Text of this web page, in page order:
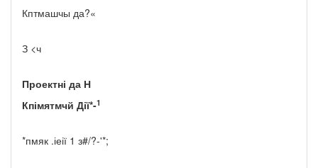
Кптмашчы да?«
З <ч
Проектні да Н
Кпімятмчй Дії*-1
*пмяк .іеії 1 з#/?-'*;